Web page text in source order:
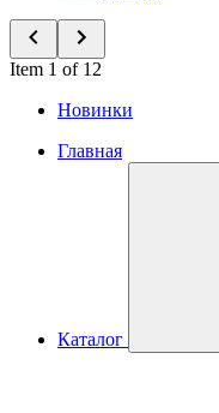
Item 1 of 12
Новинки
Главная
Каталог